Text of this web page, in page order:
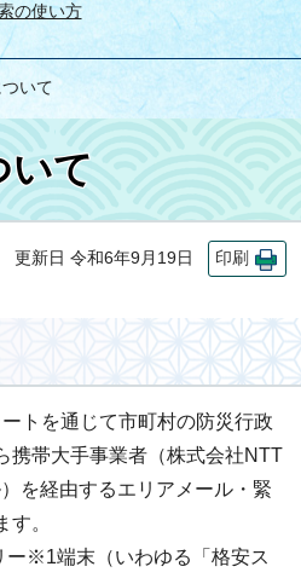
の使い方
いて
いて
更新日 令和6年9月19日 印刷
トを通じて市町村の防災行政
携帯大手事業者（株式会社NTT
を経由するエリアメール・緊
。
※1端末（いわゆる「格安ス